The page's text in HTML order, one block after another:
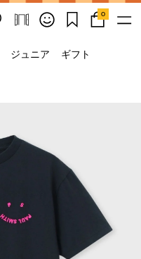
0
ジュニア ギフト